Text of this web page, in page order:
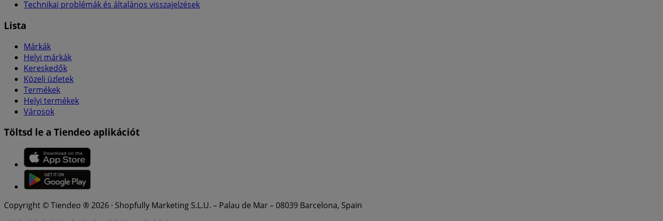
Technikai problémák és általános visszajelzések
Lista
Márkák
Helyi márkák
Kereskedők
Közeli üzletek
Termékek
Helyi termékek
Városok
Töltsd le a Tiendeo aplikációt
Copyright © Tiendeo ® 2026 · Shopfully Marketing S.L.U. – Palau de Mar – 08039 Barcelona, Spain